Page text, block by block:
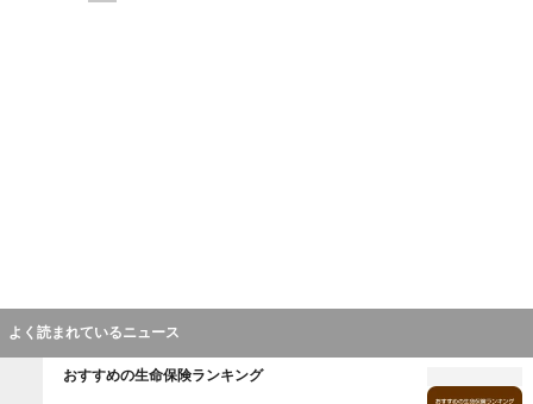
よく読まれているニュース
おすすめの生命保険ランキング